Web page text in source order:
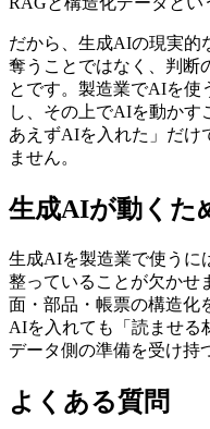
だから、生成AIの現実的
奪うことではなく、判断
とです。製造業でAIを使
し、その上でAIを動かす
あえずAIを入れた」だけ
ません。
生成AIが動くた
生成AIを製造業で使うに
整っていることが欠かせ
面・部品・帳票の構造化
AIを入れても「読ませる
データ側の準備を受け持
よくある質問